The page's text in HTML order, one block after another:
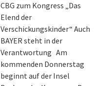
CBG zum Kongress „Das
Elend der
Verschickungskinder“ Auch
BAYER steht in der
Verantwortung Am
kommenden Donnerstag
beginnt auf der Insel